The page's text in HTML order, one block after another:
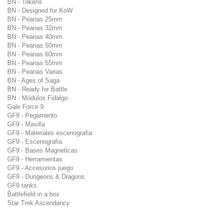
BN - Tokens
BN - Designed for KoW
BN - Peanas 25mm
BN - Peanas 32mm
BN - Peanas 40mm
BN - Peanas 50mm
BN - Peanas 60mm
BN - Peanas 55mm
BN - Peanas Varias
BN - Ages of Saga
BN - Ready for Battle
BN - Módulos Fidalgo
Gale Force 9
GF9 - Pegamento
GF9 - Masilla
GF9 - Materiales escenografia
GF9 - Escenografia
GF9 - Bases Magneticas
GF9 - Herramientas
GF9 - Accesorios juego
GF9 - Dungeons & Dragons
GF9 tanks
Battlefield in a box
Star Trek Ascendancy